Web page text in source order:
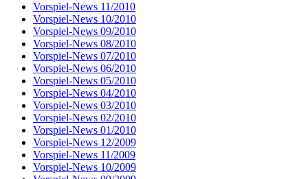
Vorspiel-News 11/2010
Vorspiel-News 10/2010
Vorspiel-News 09/2010
Vorspiel-News 08/2010
Vorspiel-News 07/2010
Vorspiel-News 06/2010
Vorspiel-News 05/2010
Vorspiel-News 04/2010
Vorspiel-News 03/2010
Vorspiel-News 02/2010
Vorspiel-News 01/2010
Vorspiel-News 12/2009
Vorspiel-News 11/2009
Vorspiel-News 10/2009